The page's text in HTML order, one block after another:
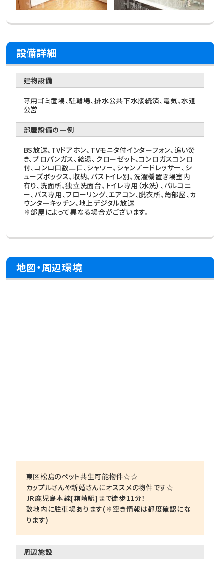
設備詳細
建物設備
専用ゴミ置場、駐輪場、排水公共下水接続済、電気、水道
公営
部屋設備の一例
BS放送、TVドアホン、TVモニタ付インターフォン、追い焚
き、プロパンガス、給湯、クローゼット、コンロガスコンロ
付、コンロ口数二口、シャワー、シャンプードレッサー、シ
ューズボックス、収納、バストイレ別、洗濯機置き場室内
有り、洗面所、独立洗面台、トイレ専用（水洗）、バルコニ
ー、バス専用、フローリング、エアコン、脱衣所、角部屋、カ
ウンターキッチン、地上デジタル放送
※部屋によって異なる場合がございます。
地図・周辺環境
東区松島のペット共生可能物件☆☆
カップルさんや新婚さんにオススメの物件です☆
JR鹿児島本線[箱崎駅]まで徒歩11分！
敷地内に駐車場あります(※空き情報は都度確認にな
ります)
周辺施設